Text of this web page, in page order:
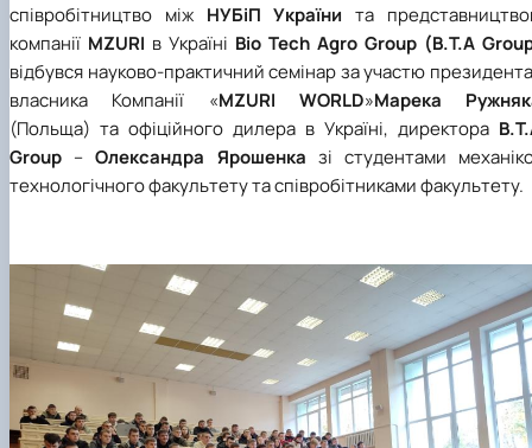
співробітництво між НУБіП України та
компанії MZURI в Україні Bio Tech Agro Group (B.T.A
відбувся науково-практичний семінар за участю президента
власника Компанії «MZURI WORLD»Марека
(Польща) та офіційного дилера в Україні, директора
Group –Олександра Ярошенка зі студентами
технологічного факультету та співробітниками факультету.